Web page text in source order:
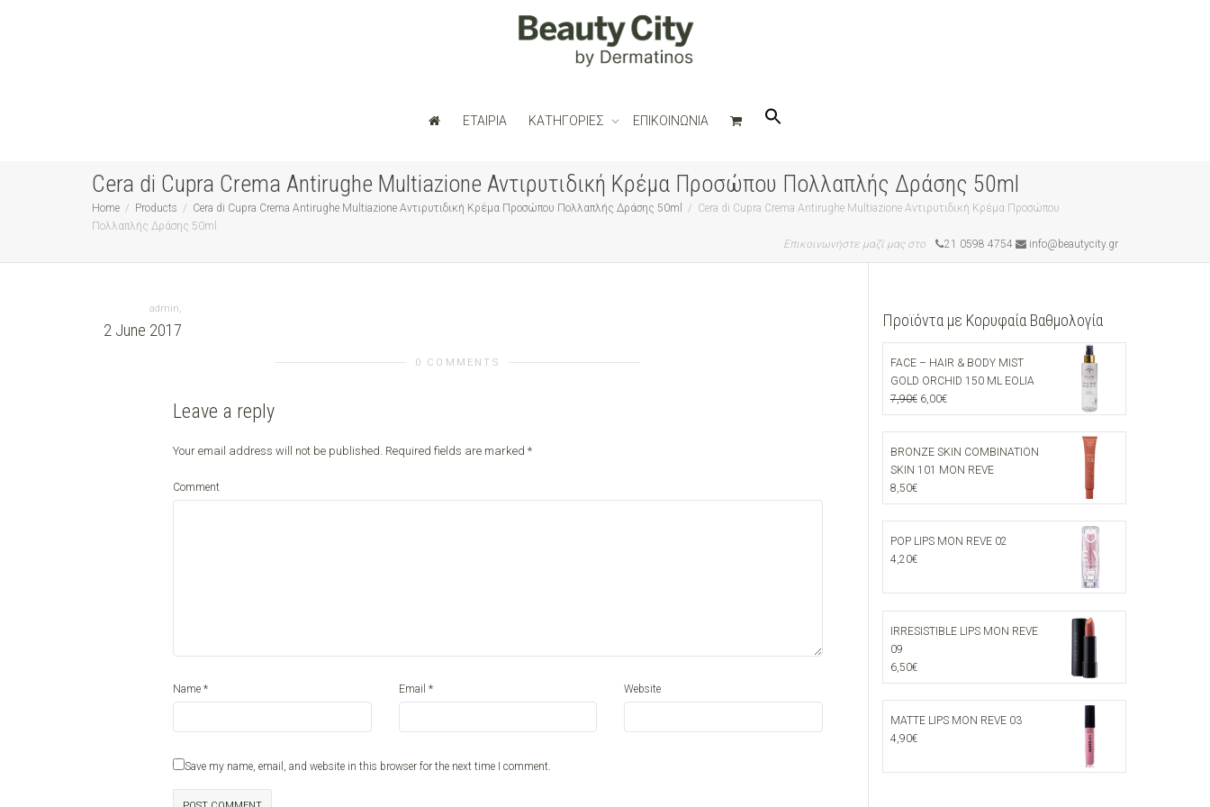
ΕΤΑΙΡΙΑ ΚΑΤΗΓΟΡΙΕΣ ΕΠΙΚΟΙΝΩΝΙΑ
Cera di Cupra Crema Antirughe Multiazione Αντιρυτιδική Κρέμα Προσώπου Πολλαπλής Δράσης 50ml
Home Products Cera di Cupra Crema Antirughe Multiazione Αντιρυτιδική Κρέμα Προσώπου Πολλαπλής Δράσης 50ml
Cera di Cupra Crema Antirughe Multiazione Αντιρυτιδική Κρέμα Προσώπου
Πολλαπλής Δράσης 50ml
Επικοινωνήστε μαζί μας στο
21 0598 4754 info@beautycity.gr
admin,
2 June 2017
0 COMMENTS
Leave a reply
Your email address will not be published. Required fields are marked *
Comment
Name * Email * Website
Save my name, email, and website in this browser for the next time I comment.
Προϊόντα με Κορυφαία Βαθμολογία
FACE – HAIR & BODY MIST
GOLD ORCHID 150 ML EOLIA
7,90€ Original
price
was:
7,90€.
6,00€Current
price
is:
6,00€.
BRONZE SKIN COMBINATION
SKIN 101 MON REVE
8,50€
POP LIPS MON REVE 02
4,20€
IRRESISTIBLE LIPS MON REVE
09
6,50€
MATTE LIPS MON REVE 03
4,90€